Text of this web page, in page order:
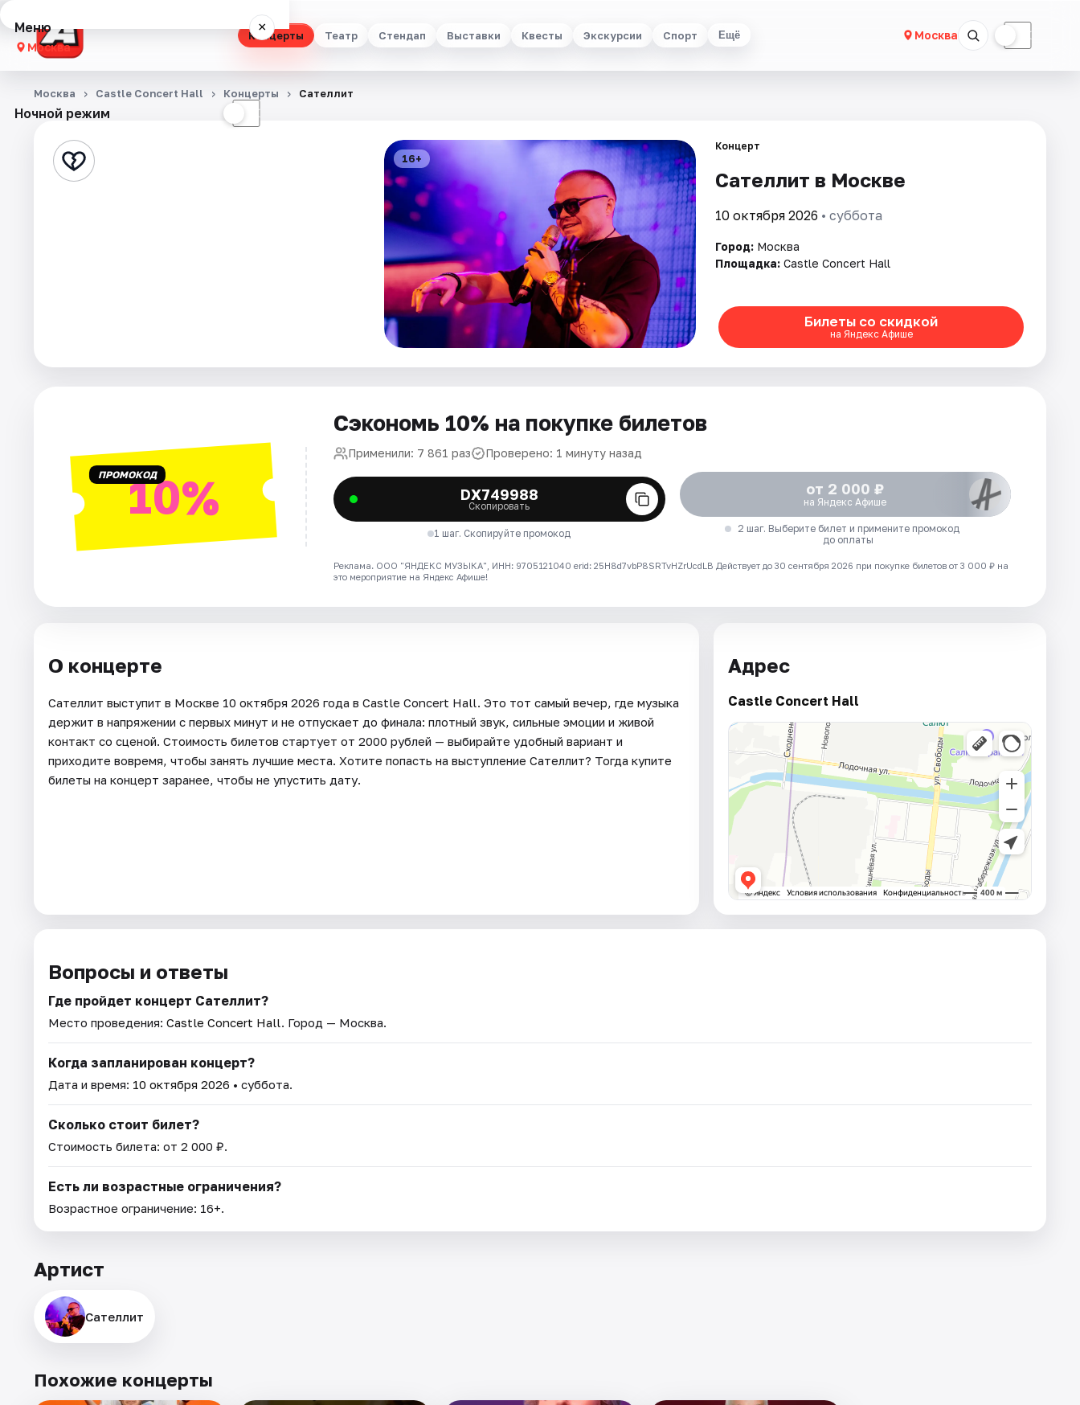
Концерты Театр Стендап Выставки Квесты Экскурсии Спорт Ещё Москва ☾
Меню ×
Москва
Концерты
Стендап
Артисты
Рейтинги
Ночной режим ☾
Москва Castle Concert Hall Концерты Сателлит
16+
Концерт
Сателлит в Москве
10 октября 2026 • суббота
Город: Москва
Площадка: Castle Concert Hall
Билеты со скидкой
на Яндекс Афише
ПРОМОКОД10%
Сэкономь 10% на покупке билетов
Применили: 7 861 раз Проверено: 1 минуту назад
DX749988
Скопировать
1 шаг. Скопируйте промокод
от 2 000 ₽
на Яндекс Афише
2 шаг. Выберите билет и примените промокод
до оплаты
Реклама. ООО "ЯНДЕКС МУЗЫКА", ИНН: 9705121040 erid: 25H8d7vbP8SRTvHZrUcdLB Действует до 30 сентября 2026 при покупке билетов от 3 000 ₽ на
это мероприятие на Яндекс Афише!
О концерте
Сателлит выступит в Москве 10 октября 2026 года в Castle Concert Hall. Это тот самый вечер, где музыка
держит в напряжении с первых минут и не отпускает до финала: плотный звук, сильные эмоции и живой
контакт со сценой. Стоимость билетов стартует от 2000 рублей — выбирайте удобный вариант и
приходите вовремя, чтобы занять лучшие места. Хотите попасть на выступление Сателлит? Тогда купите
билеты на концерт заранее, чтобы не упустить дату.
Адрес
Castle Concert Hall
Вопросы и ответы
Где пройдет концерт Сателлит?
Место проведения: Castle Concert Hall . Город — Москва.
Когда запланирован концерт?
Дата и время: 10 октября 2026 • суббота.
Сколько стоит билет?
Стоимость билета: от 2 000 ₽.
Есть ли возрастные ограничения?
Возрастное ограничение: 16+.
Артист
Сателлит
Похожие концерты